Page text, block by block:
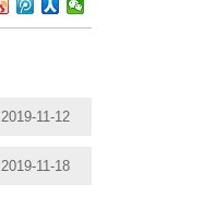
2019-11-12
2019-11-18